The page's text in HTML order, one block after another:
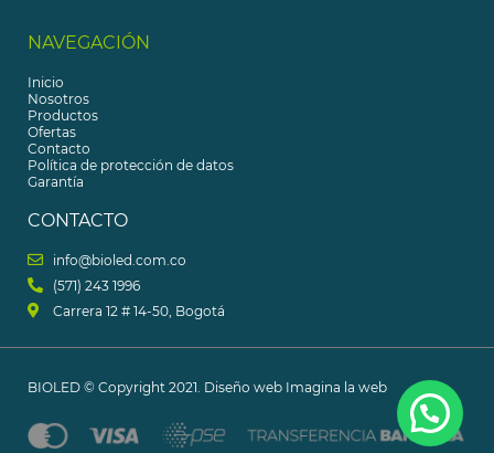
NAVEGACIÓN
Inicio
Nosotros
Productos
Ofertas
Contacto
Política de protección de datos
Garantía
CONTACTO
info@bioled.com.co
(571) 243 1996
Carrera 12 # 14-50, Bogotá​
BIOLED © Copyright 2021. Diseño web Imagina la web